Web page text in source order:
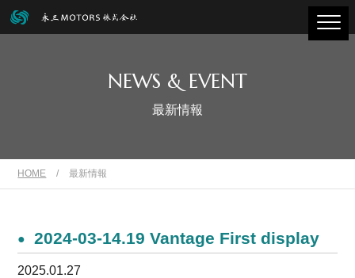
NEWS & EVENT
最新情報
HOME / 最新情報
2024-03-14.19 Vantage First display
2025.01.27